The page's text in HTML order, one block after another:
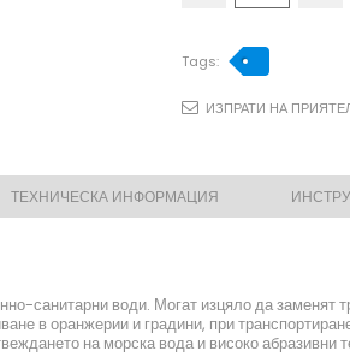
Tags:
ИЗПРАТИ НА
ТЕХНИЧЕСКА ИНФОРМАЦИЯ
санитарни води. Могат изцяло да
в оранжерии и градини, при
на морска вода и високо абразивни